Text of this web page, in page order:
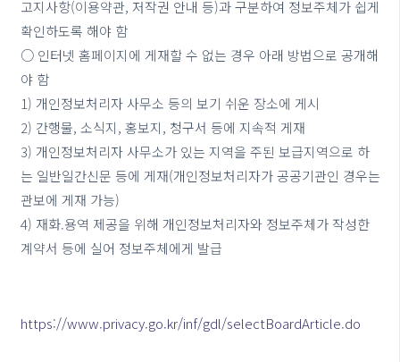
고지사항(이용약관, 저작권 안내 등)과 구분하여 정보주체가 쉽게
확인하도록 해야 함
○ 인터넷 홈페이지에 게재할 수 없는 경우 아래 방법으로 공개해
야 함
1) 개인정보처리자 사무소 등의 보기 쉬운 장소에 게시
2) 간행물, 소식지, 홍보지, 청구서 등에 지속적 게재
3) 개인정보처리자 사무소가 있는 지역을 주된 보급지역으로 하
는 일반일간신문 등에 게재(개인정보처리자가 공공기관인 경우는
관보에 게재 가능)
4) 재화.용역 제공을 위해 개인정보처리자와 정보주체가 작성한
계약서 등에 실어 정보주체에게 발급
https://www.privacy.go.kr/inf/gdl/selectBoardArticle.do